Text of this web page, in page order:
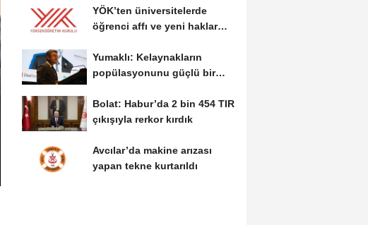
YÖK’ten üniversitelerde
öğrenci affı ve yeni haklar
Yumaklı: Kelaynakların
popülasyonunu güçlü bir
Bolat: Habur’da 2 bin 454 TIR
çıkışıyla rerkor kırdık
Avcılar’da makine arızası
yapan tekne kurtarıldı